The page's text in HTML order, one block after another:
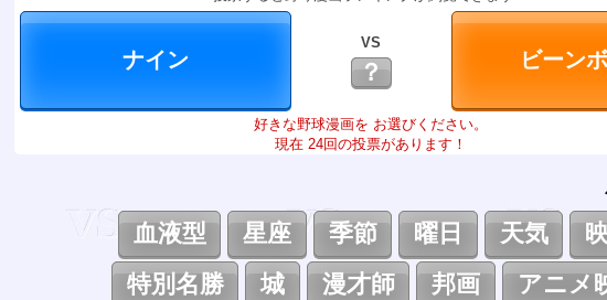
VS
？
好きな野球漫画を お選びください。
現在 24回の投票があります！
血液型
星座 季節 曜日 天気
特別名勝
城 漫才師 邦画 アニメ